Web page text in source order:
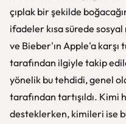
çıplak bir şekilde
ifadeler kısa sürede sosyal
ve Bieber'ın Apple'a
tarafından ilgiyle takip
yönelik bu tehdidi, genel
tarafından tartışıldı. Kimi
desteklerken, kimileri ise